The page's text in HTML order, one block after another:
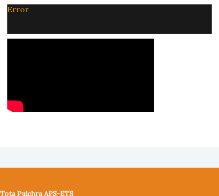
Error
Tota Pulchra APS-ETS